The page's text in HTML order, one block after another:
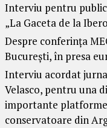
Interviu pentru
„La Gaceta de la
Despre conferința
București, în presa
Interviu acordat
Velasco, pentru una
importante platforme
conservatoare din